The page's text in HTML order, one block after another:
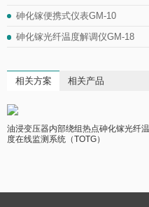
砷化镓便携式仪表GM-10
砷化镓光纤温度解调仪GM-18
相关方案 相关产品
油浸变压器内部绕组热点砷化镓光纤温
度在线监测系统（TOTG）